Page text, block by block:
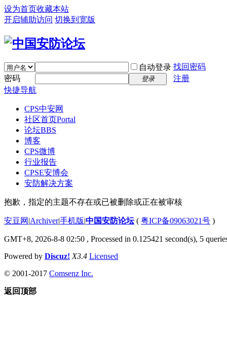
设为首页收藏本站
开启辅助访问 切换到宽版
自动登录 找回密码
密码
登录
注册
快捷导航
CPS中安网
社区首页Portal
论坛BBS
博客
CPS微博
行业报告
CPSE安博会
安防解决方案
抱歉，指定的主题不存在或已被删除或正在被审核
安豆网 |Archiver|手机版|中国安防论坛( 粤ICP备09063021号 )
GMT+8, 2026-8-8 02:50 , Processed in 0.125421 second(s), 5
Powered by Discuz! X3.4 Licensed
© 2001-2017 Comsenz Inc.
返回顶部